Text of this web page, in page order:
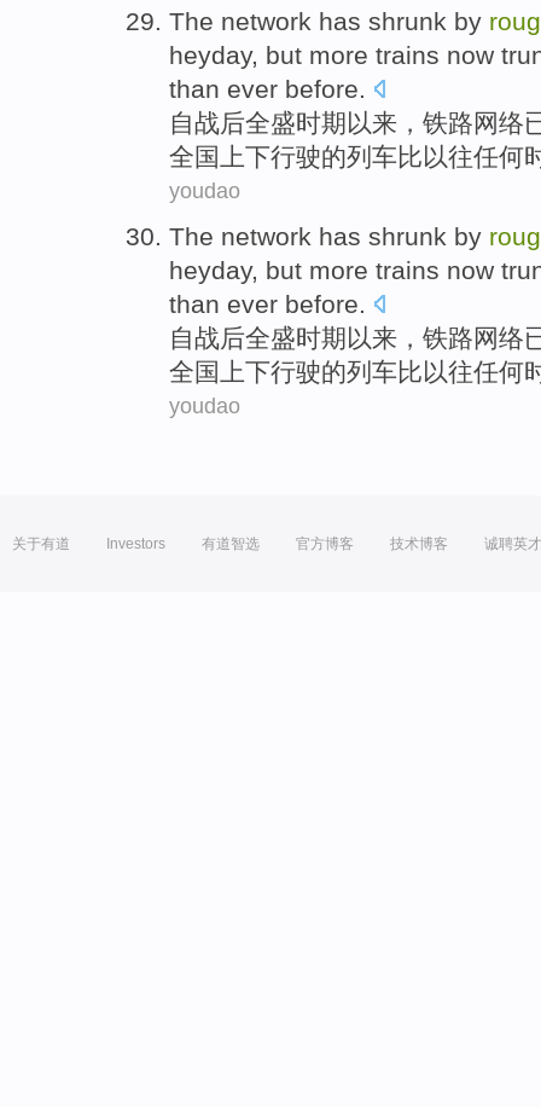
The network has shrunk by
heyday, but more trains now
than ever before.
自战后全盛时期 以来， 铁路网络
全国
上下行驶的列车比以往任何
youdao
The network has shrunk by
heyday, but more trains now
than ever before.
自战后全盛时期 以来， 铁路网络
全国
上下行驶的列车比以往任何
youdao
关于有道 Investors 有道智选 官方博客 技术博客 诚聘英才